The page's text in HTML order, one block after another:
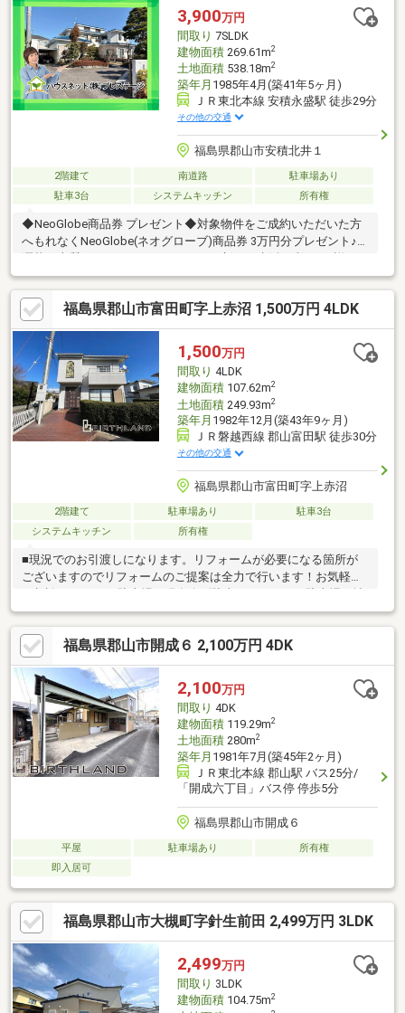
好・南向き陽当たり良好、角地☆接道6ｍ以上◆周辺環境◆安積
第三小学校 徒歩約19分安積第二中学校 徒歩約27分
3,900万円
間取り 7SLDK
建物面積269.61m2
土地面積538.18m2
築年月 1985年4月(築41年5ヶ月)
ＪＲ東北本線 安積永盛駅 徒歩29分
その他の交通
福島県郡山市安積北井１
2階建て 南道路
駐車場あり
駐車3台
システムキッチン 所有権
◆NeoGlobe商品券 プレゼント◆対象物件をご成約いただいた方
へもれなくNeoGlobe(ネオグローブ)商品券 3万円分プレゼント♪お
洒落で上質なファッションアイテムで新しい生活に彩りを♪詳細は
スタッフまでお問い合わせください♪◆おススメPoint！◆・敷地
162坪・建物81坪 ゆとりの大型邸宅・7LDK＋3S＋地下室の贅沢
な間取り (1階:3LDK＋S／2階:4＋2S／地下室付き)・納戸2室・
書斎1室で多彩な用途に対応・トイレは全部で3ヶ所・ご家族が多
い世帯や二世帯住宅としてもご検討ください◆周辺環境◆・安積
第一小学校 徒歩約13分・安積中学校 徒歩約14分
福島県郡山市富田町字上赤沼 1,500万円 4LDK
1,500万円
間取り 4LDK
建物面積107.62m2
土地面積249.93m2
築年月 1982年12月(築43年9ヶ月)
ＪＲ磐越西線 郡山富田駅 徒歩30分
その他の交通
福島県郡山市富田町字上赤沼
2階建て 駐車場あり
駐車3台
システムキッチン
所有権
■現況でのお引渡しになります。リフォームが必要になる箇所が
ございますのでリフォームのご提案は全力で行います！お気軽に
張工事のお見積もりもご相談ください！
福島県郡山市開成６ 2,100万円 4DK
2,100万円
間取り 4DK
建物面積119.29m2
土地面積280m2
築年月 1981年7月(築45年2ヶ月)
ＪＲ東北本線 郡山駅 バス25分/
「開成六丁目」バス停 停歩5分
福島県郡山市開成６
平屋 駐車場あり
所有権
即入居可
福島県郡山市大槻町字針生前田 2,499万円 3LDK
2,499万円
間取り 3LDK
建物面積104.75m2